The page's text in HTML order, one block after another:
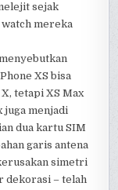
sejak
mereka
XS bisa
tetapi XS Max
juga menjadi
dua kartu SIM
garis antena
simetri
dekorasi – telah